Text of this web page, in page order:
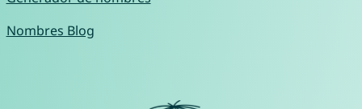
Nombres Blog